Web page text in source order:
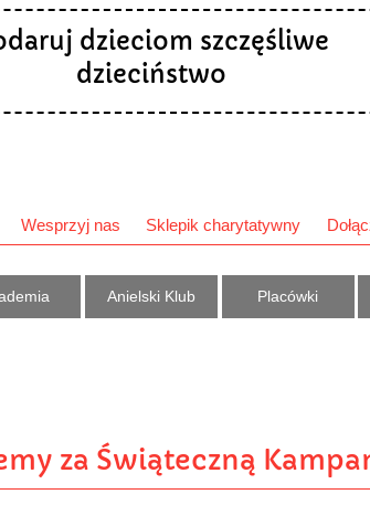
dzieciom szczęśliwe
dzieciństwo
Wesprzyj nas Sklepik charytatywny
Anielski Klub Placówki
za Świąteczną